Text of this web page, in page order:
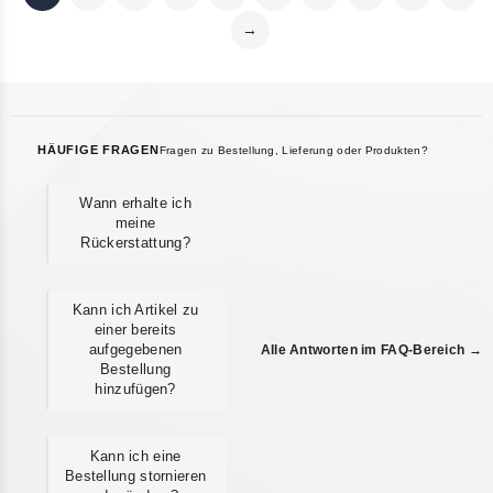
→
HÄUFIGE FRAGEN Fragen zu Bestellung, Lieferung oder Produkten?
Wann erhalte ich
meine
Rückerstattung?
Kann ich Artikel zu
einer bereits
aufgegebenen
Bestellung
hinzufügen?
Kann ich eine
Bestellung stornieren
Alle Antworten im FAQ-Bereich →